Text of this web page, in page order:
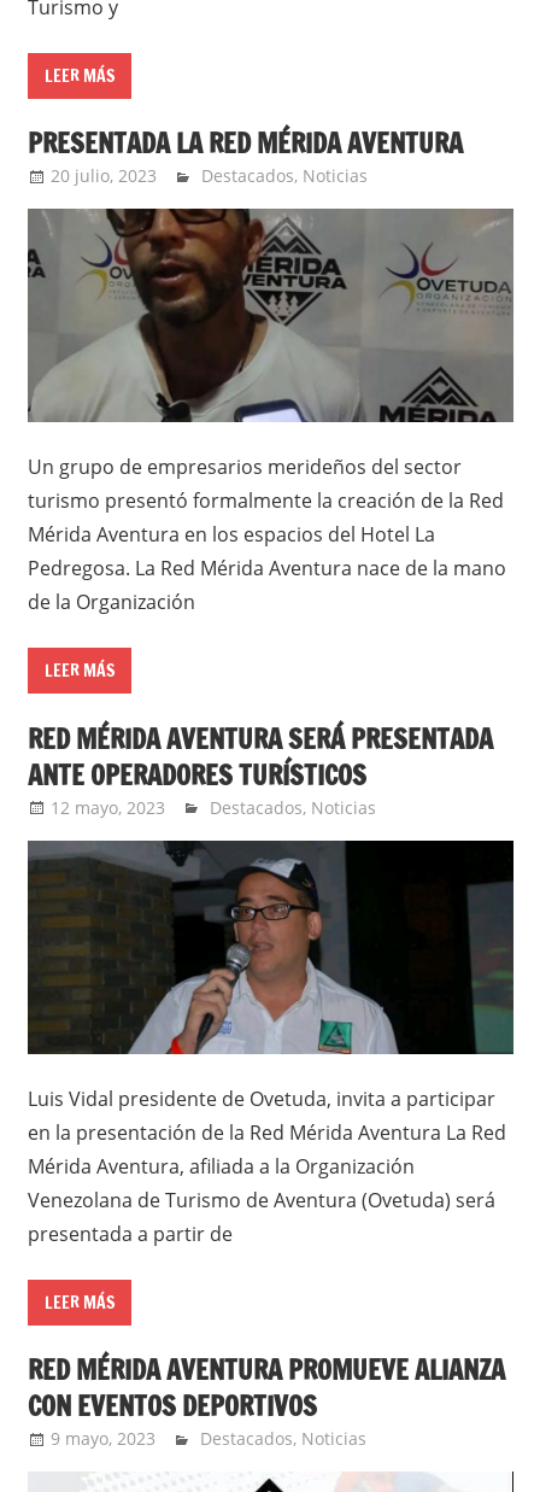
Turismo y
LEER MÁS
PRESENTADA LA RED MÉRIDA AVENTURA
20 julio, 2023 Extreme Sports
Destacados, Noticias
Un grupo de empresarios merideños del sector
turismo presentó formalmente la creación de la Red
Mérida Aventura en los espacios del Hotel La
Pedregosa. La Red Mérida Aventura nace de la mano
de la Organización
LEER MÁS
RED MÉRIDA AVENTURA SERÁ PRESENTADA
ANTE OPERADORES TURÍSTICOS
12 mayo, 2023 Jorge Barbosa
Destacados, Noticias
Luis Vidal presidente de Ovetuda, invita a participar
en la presentación de la Red Mérida Aventura La Red
Mérida Aventura, afiliada a la Organización
Venezolana de Turismo de Aventura (Ovetuda) será
presentada a partir de
LEER MÁS
RED MÉRIDA AVENTURA PROMUEVE ALIANZA
CON EVENTOS DEPORTIVOS
9 mayo, 2023 Jorge Barbosa
Destacados, Noticias